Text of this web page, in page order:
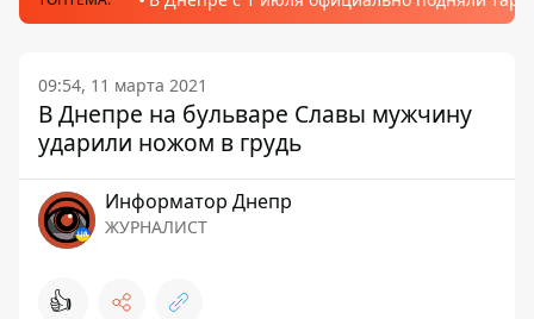
09:54, 11 марта 2021
В Днепре на бульваре Славы мужчину
ударили ножом в грудь
Информатор Днепр
ЖУРНАЛИСТ
👍